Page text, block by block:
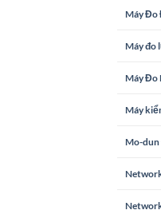
Máy
Máy đo
Máy Đo
Máy
Mo-